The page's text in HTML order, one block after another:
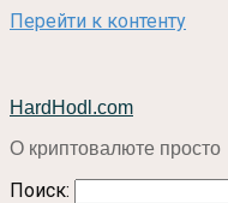
Перейти к контенту
HardHodl.com
О криптовалюте просто
Поиск: